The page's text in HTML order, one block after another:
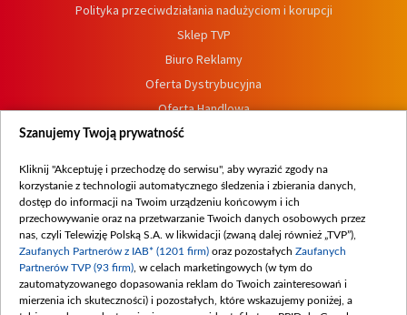
Polityka przeciwdziałania nadużyciom i korupcji
Sklep TVP
Biuro Reklamy
Oferta Dystrybucyjna
Oferta Handlowa
Dostępność
Procedura zgłoszeń wewnętrznych
Szanujemy Twoją prywatność
Kliknij "Akceptuję i przechodzę do serwisu", aby wyrazić zgody na
korzystanie z technologii automatycznego śledzenia i zbierania danych,
dostęp do informacji na Twoim urządzeniu końcowym i ich
przechowywanie oraz na przetwarzanie Twoich danych osobowych przez
nas, czyli Telewizję Polską S.A. w likwidacji (zwaną dalej również „TVP”),
Zaufanych Partnerów z IAB* (1201 firm) oraz pozostałych Zaufanych
Partnerów TVP (93 firm) , w celach marketingowych (w tym do
zautomatyzowanego dopasowania reklam do Twoich zainteresowań i
mierzenia ich skuteczności) i pozostałych, które wskazujemy poniżej, a